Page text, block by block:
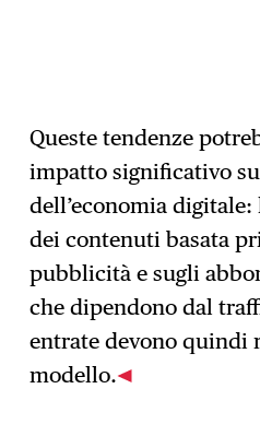
Queste tendenze
impatto significativo
dell’economia
dei contenuti basata
pubblicità e sugli
che dipendono dal
entrate devono quindi
modello.